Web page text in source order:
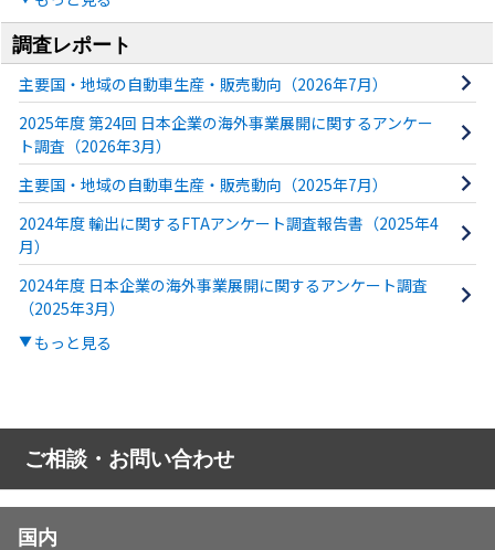
調査レポート
主要国・地域の自動車生産・販売動向（2026年7月）
2025年度 第24回 日本企業の海外事業展開に関するアンケー
ト調査（2026年3月）
主要国・地域の自動車生産・販売動向（2025年7月）
2024年度 輸出に関するFTAアンケート調査報告書（2025年4
月）
2024年度 日本企業の海外事業展開に関するアンケート調査
（2025年3月）
もっと見る
ご相談・お問い合わせ
国内